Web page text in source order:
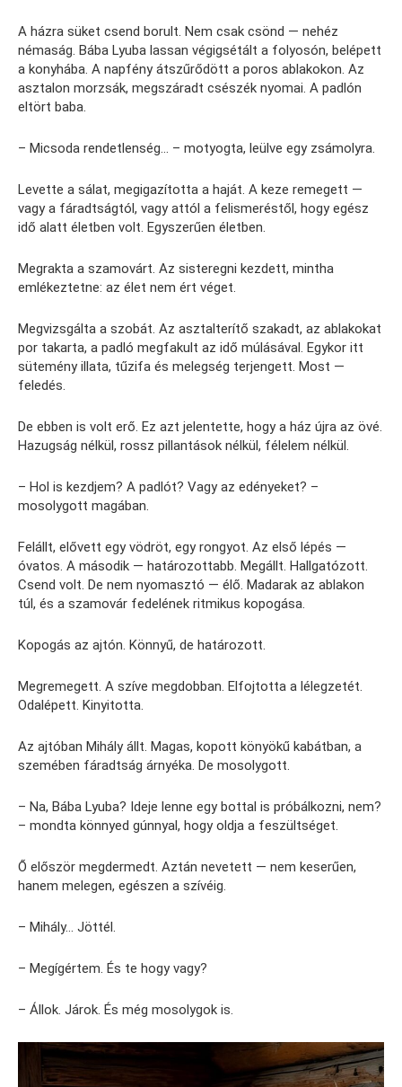
A házra süket csend borult. Nem csak csönd — nehéz
némaság. Bába Lyuba lassan végigsétált a folyosón, belépett
a konyhába. A napfény átszűrődött a poros ablakokon. Az
asztalon morzsák, megszáradt csészék nyomai. A padlón
eltört baba.
– Micsoda rendetlenség… – motyogta, leülve egy zsámolyra.
Levette a sálat, megigazította a haját. A keze remegett —
vagy a fáradtságtól, vagy attól a felismeréstől, hogy egész
idő alatt életben volt. Egyszerűen életben.
Megrakta a szamovárt. Az sisteregni kezdett, mintha
emlékeztetne: az élet nem ért véget.
Megvizsgálta a szobát. Az asztalterítő szakadt, az ablakokat
por takarta, a padló megfakult az idő múlásával. Egykor itt
sütemény illata, tűzifa és melegség terjengett. Most —
feledés.
De ebben is volt erő. Ez azt jelentette, hogy a ház újra az övé.
Hazugság nélkül, rossz pillantások nélkül, félelem nélkül.
– Hol is kezdjem? A padlót? Vagy az edényeket? –
mosolygott magában.
Felállt, elővett egy vödröt, egy rongyot. Az első lépés —
óvatos. A második — határozottabb. Megállt. Hallgatózott.
Csend volt. De nem nyomasztó — élő. Madarak az ablakon
túl, és a szamovár fedelének ritmikus kopogása.
Kopogás az ajtón. Könnyű, de határozott.
Megremegett. A szíve megdobban. Elfojtotta a lélegzetét.
Odalépett. Kinyitotta.
Az ajtóban Mihály állt. Magas, kopott könyökű kabátban, a
szemében fáradtság árnyéka. De mosolygott.
– Na, Bába Lyuba? Ideje lenne egy bottal is próbálkozni, nem?
– mondta könnyed gúnnyal, hogy oldja a feszültséget.
Ő először megdermedt. Aztán nevetett — nem keserűen,
hanem melegen, egészen a szívéig.
– Mihály… Jöttél.
– Megígértem. És te hogy vagy?
– Állok. Járok. És még mosolygok is.